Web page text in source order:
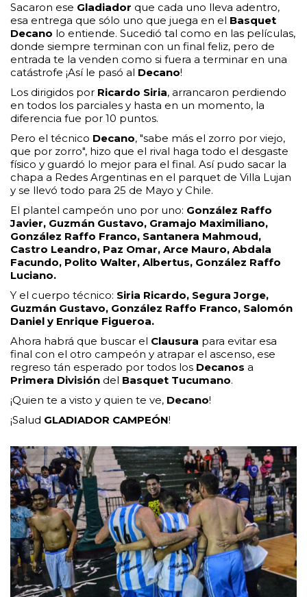
Sacaron ese Gladiador que cada uno lleva adentro,
esa entrega que sólo uno que juega en el Basquet
Decano lo entiende. Sucedió tal como en las películas,
donde siempre terminan con un final feliz, pero de
entrada te la venden como si fuera a terminar en una
catástrofe ¡Así le pasó al Decano!
Los dirigidos por Ricardo Siria, arrancaron perdiendo
en todos los parciales y hasta en un momento, la
diferencia fue por 10 puntos.
Pero el técnico Decano, "sabe más el zorro por viejo,
que por zorro", hizo que el rival haga todo el desgaste
físico y guardó lo mejor para el final. Así pudo sacar la
chapa a Redes Argentinas en el parquet de Villa Lujan
y se llevó todo para 25 de Mayo y Chile.
El plantel campeón uno por uno: González Raffo
Javier, Guzmán Gustavo, Gramajo Maximiliano,
González Raffo Franco, Santanera Mahmoud,
Castro Leandro, Paz Omar, Arce Mauro, Abdala
Facundo, Polito Walter, Albertus, González Raffo
Luciano.
Y el cuerpo técnico: Siria Ricardo, Segura Jorge,
Guzmán Gustavo, González Raffo Franco, Salomón
Daniel y Enrique Figueroa.
Ahora habrá que buscar el Clausura para evitar esa
final con el otro campeón y atrapar el ascenso, ese
regreso tán esperado por todos los Decanos a
Primera División del Basquet Tucumano.
¡Quien te a visto y quien te ve, Decano!
¡Salud GLADIADOR CAMPEÓN!